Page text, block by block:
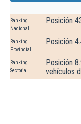
Ranking
Nacional
Posición
Ranking
Provincial
Posición
Ranking
Sectorial
Posición
vehículos